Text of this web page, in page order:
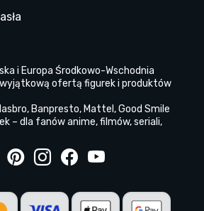
i Europa Środkowo-Wschodnia
ofertą figurek i produktów
Banpresto, Mattel, Good Smile
– dla fanów anime, filmów, seriali,